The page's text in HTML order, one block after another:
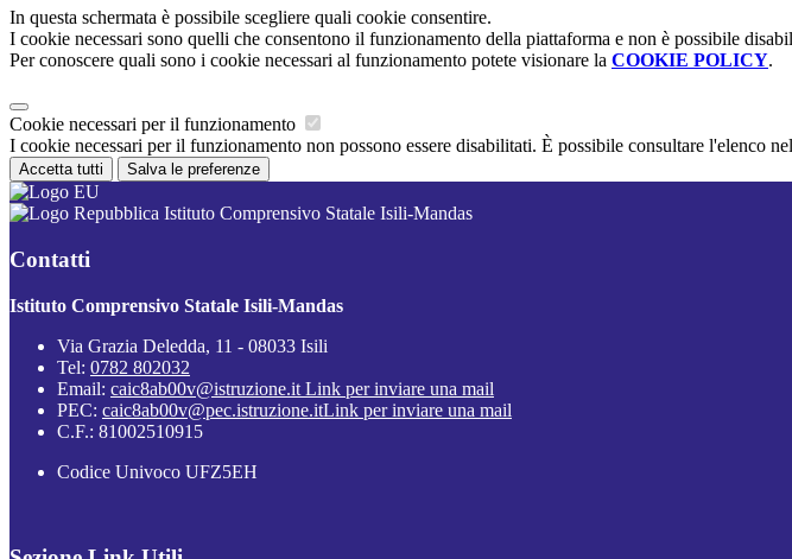
In questa schermata è possibile scegliere quali cookie consentire.
I cookie necessari sono quelli che consentono il funzionamento della piattaforma e non è possibile
Per conoscere quali sono i cookie necessari al funzionamento potete visionare la COOKIE POLICY.
Cookie necessari per il funzionamento
I cookie necessari per il funzionamento non possono essere disabilitati. È possibile consultare l'elenco
Accetta tutti Salva le preferenze
Istituto Comprensivo Statale Isili-Mandas
Contatti
Istituto Comprensivo Statale Isili-Mandas
Via Grazia Deledda, 11 - 08033 Isili
Tel: 0782 802032
Email: caic8ab00v@istruzione.it Link per inviare una mail
PEC: caic8ab00v@pec.istruzione.itLink per inviare una mail
C.F.: 81002510915
Codice Univoco UFZ5EH